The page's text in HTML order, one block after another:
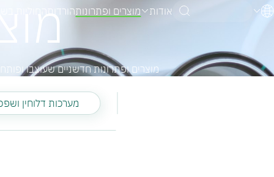
אודות מוצרים ופתרונותהורדות
עברית
מוצרים ופתרונות חדשניים שעוצבו
מערכות דלוחין